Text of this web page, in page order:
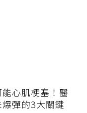
心肌梗塞！醫
彈的3大關鍵